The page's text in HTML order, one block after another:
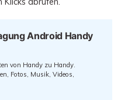
Android Handy
von Handy zu Handy.
Fotos, Musik, Videos,